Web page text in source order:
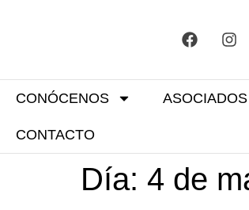
CONÓCENOS ASOCIADOS
CONTACTO
Día: 4 de